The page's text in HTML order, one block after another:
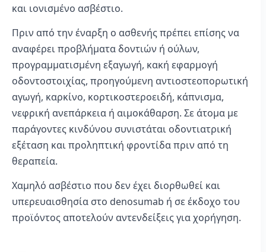
και ιονισμένο ασβέστιο.
Πριν από την έναρξη ο ασθενής πρέπει επίσης να
αναφέρει προβλήματα δοντιών ή ούλων,
προγραμματισμένη εξαγωγή, κακή εφαρμογή
οδοντοστοιχίας, προηγούμενη αντιοστεοπορωτική
αγωγή, καρκίνο, κορτικοστεροειδή, κάπνισμα,
νεφρική ανεπάρκεια ή αιμοκάθαρση. Σε άτομα με
παράγοντες κινδύνου συνιστάται οδοντιατρική
εξέταση και προληπτική φροντίδα πριν από τη
θεραπεία.
Χαμηλό ασβέστιο που δεν έχει διορθωθεί και
υπερευαισθησία στο denosumab ή σε έκδοχο του
προϊόντος αποτελούν αντενδείξεις για χορήγηση.